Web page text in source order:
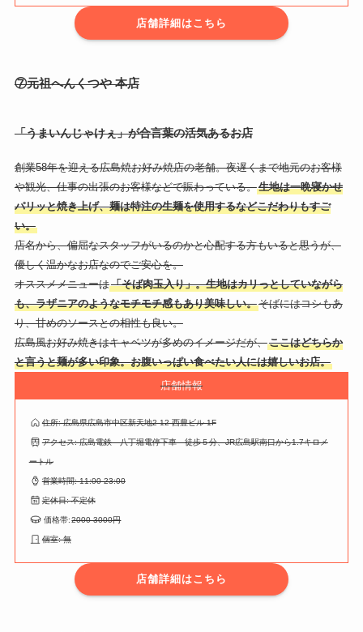
店舗詳細はこちら
⑦元祖へんくつや 本店
「うまいんじゃけぇ」が合言葉の活気あるお店
創業58年を迎える広島焼お好み焼店の老舗。夜遅くまで地元のお客様
や観光、仕事の出張のお客様などで賑わっている。生地は一晩寝かせ
パリッと焼き上げ、麺は特注の生麺を使用するなどこだわりもすご
い。
店名から、偏屈なスタッフがいるのかと心配する方もいると思うが、
優しく温かなお店なのでご安心を。
オススメメニューは「そば肉玉入り」。生地はカリっとしていながら
も、ラザニアのようなモチモチ感もあり美味しい。そばにはコシもあ
り、甘めのソースとの相性も良い。
広島風お好み焼きはキャベツが多めのイメージだが、ここはどちらか
と言うと麺が多い印象。お腹いっぱい食べたい人には嬉しいお店。
店舗情報
住所: 広島県広島市中区新天地2-12 西豊ビル 1F
アクセス: 広島電鉄 八丁堀電停下車 徒歩５分、JR広島駅南口から1.7キロメ
ートル
営業時間: 11:00-23:00
定休日: 不定休
価格帯: 2000-3000円
個室: 無
店舗詳細はこちら